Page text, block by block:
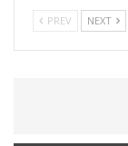
PREV NEXT